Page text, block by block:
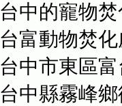
台中的寵物
台富動物焚
台中市東區
台中縣霧峰